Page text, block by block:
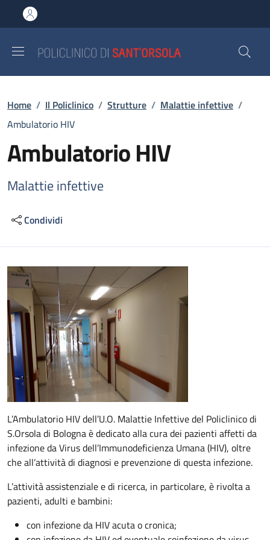
al contenuto principale
to footer content
Briciole di pane
Home / Il Policlinico / Strutture / Malattie infettive /
Ambulatorio HIV
Ambulatorio HIV
Malattie infettive
Condividi
Descrizione
L’Ambulatorio HIV dell’U.O. Malattie Infettive del Policlinico di
S.Orsola di Bologna è dedicato alla cura dei pazienti affetti da
infezione da Virus dell’Immunodeficienza Umana (HIV), oltre
che all’attività di diagnosi e prevenzione di questa infezione.
L’attività assistenziale e di ricerca, in particolare, è rivolta a
pazienti, adulti e bambini:
con infezione da HIV acuta o cronica;